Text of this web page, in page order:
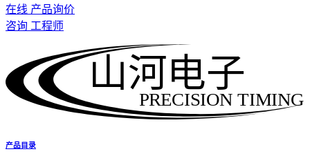
在线 产品询价
咨询 工程师
PRECISION TIMING
山河电子
产品目录